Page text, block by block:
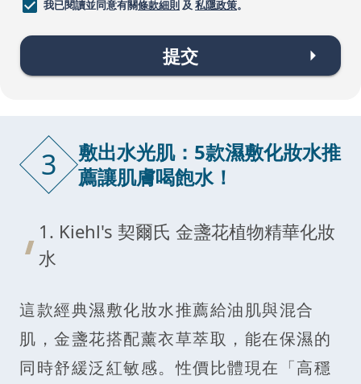
我已閱讀並同意有關條款細則及 私隱政策。
提交
3
敷出水光肌：5款濕敷化妝水推
薦讓肌膚喝飽水！
1. Kiehl's 契爾氏 金盞花植物精華化妝
水
這款經典濕敷化妝水推薦給油肌與混合
肌，金盞花搭配薰衣草萃取，能在保濕的
同時舒緩泛紅敏感。性價比體現在「高穩